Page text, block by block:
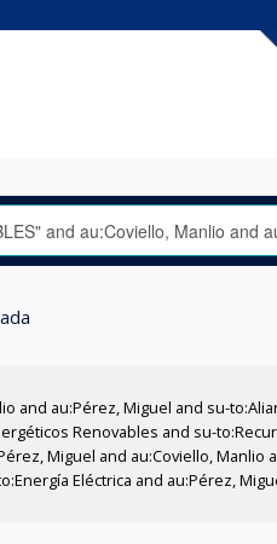
and au:Pérez, Miguel and su-
Renovables and su-
Miguel and au:Coviello, Manlio
Eléctrica and au:Pérez,